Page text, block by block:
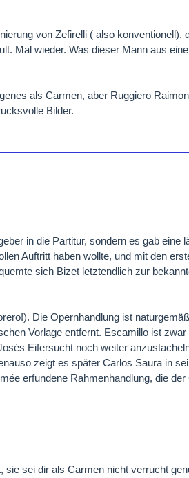
von Zefirelli ( also konventionell),
Mal wieder. Was dieser Mann aus
als Carmen, aber Ruggiero
Bilder.
in die Partitur, sondern es gab eine
Auftritt haben wollte, und mit den
sich Bizet letztendlich zur
Die Opernhandlung ist
Vorlage entfernt. Escamillo ist
Eifersucht noch weiter
zeigt es später Carlos Saura in
erfundene Rahmenhandlung, die
sei dir als Carmen nicht verrucht